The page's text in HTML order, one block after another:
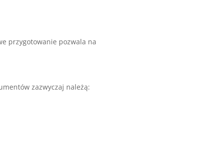
przygotowanie pozwala na
zazwyczaj należą: